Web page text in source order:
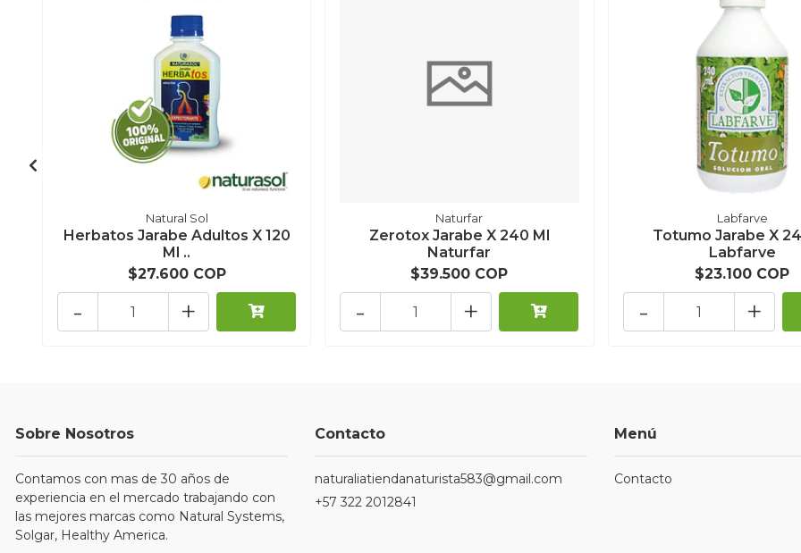
Natural Sol
Herbatos Jarabe Adultos X 120
Ml ..
$27.600 COP
+
-
Naturfar
Zerotox Jarabe X 240 Ml
Naturfar
$39.500 COP
+
-
Labfarve
Totumo Jarabe X
Labfarve
$23.100 COP
+
-
Sobre Nosotros
Contamos con mas de 30 años de
experiencia en el mercado trabajando con
las mejores marcas como Natural Systems,
Solgar, Healthy America.
Contacto
naturaliatiendanaturista583@gmail.com
+57 322 2012841
Menú
Contacto